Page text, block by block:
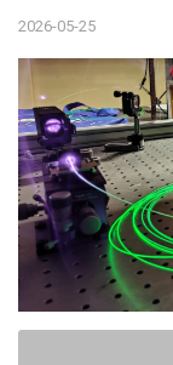
2026-05-25